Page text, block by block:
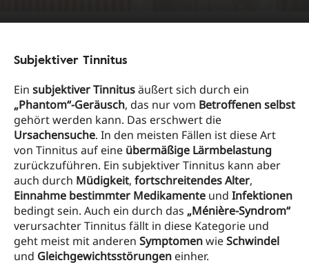
Subjektiver Tinnitus
Ein subjektiver Tinnitusäußert sich durch ein
„Phantom“-Geräusch, das nur vom Betroffenen selbst
gehört werden kann. Das erschwert die
Ursachensuche. In den meisten Fällen ist diese Art
von Tinnitus auf eine übermäßige Lärmbelastung
zurückzuführen. Ein subjektiver Tinnitus kann aber
auch durch Müdigkeit, fortschreitendes Alter,
Einnahme bestimmter Medikamente und Infektionen
bedingt sein. Auch ein durch das „Ménière-Syndrom“
verursachter Tinnitus fällt in diese Kategorie und
geht meist mit anderen SymptomenwieSchwindel
und Gleichgewichtsstörungen einher.